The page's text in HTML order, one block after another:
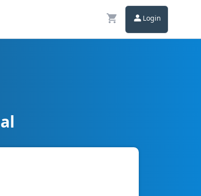
Login